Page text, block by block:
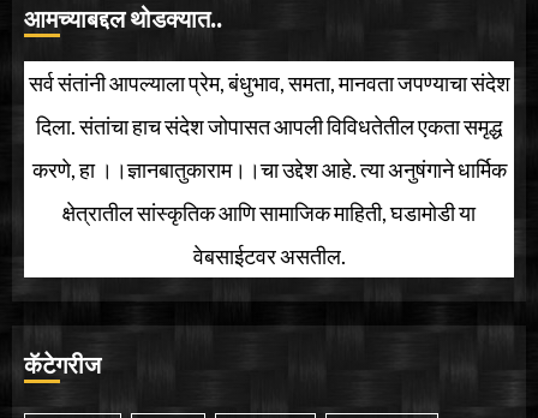
आमच्याबद्दल थोडक्यात..
सर्व संतांनी आपल्याला प्रेम, बंधुभाव, समता, मानवता जपण्याचा संदेश
दिला. संतांचा हाच संदेश जोपासत आपली विविधतेतील एकता समृद्ध
करणे, हा ।।ज्ञानबातुकाराम।।चा उद्देश आहे. त्या अनुषंगाने धार्मिक
क्षेत्रातील सांस्कृतिक आणि सामाजिक माहिती, घडामोडी या
वेबसाईटवर असतील.
कॅटेगरीज